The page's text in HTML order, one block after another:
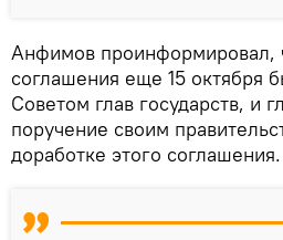
Анфимов проинформировал,
соглашения еще 15 октября
Советом глав государств, и
поручение своим
доработке этого соглашения.